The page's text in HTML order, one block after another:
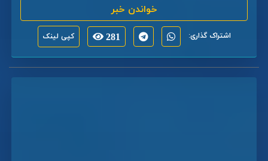
خواندن خبر
اشتراک گذاری: 281 کپی لینک